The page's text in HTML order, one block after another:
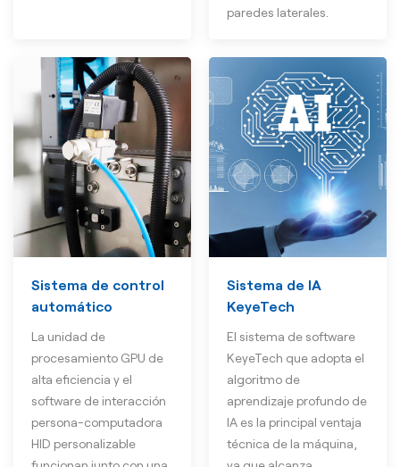
paredes laterales.
Sistema de control
automático
La unidad de
procesamiento GPU de
alta eficiencia y el
software de interacción
persona-computadora
HID personalizable
Sistema de IA
KeyeTech
El sistema de software
KeyeTech que adopta el
algoritmo de
aprendizaje profundo de
IA es la principal ventaja
técnica de la máquina,